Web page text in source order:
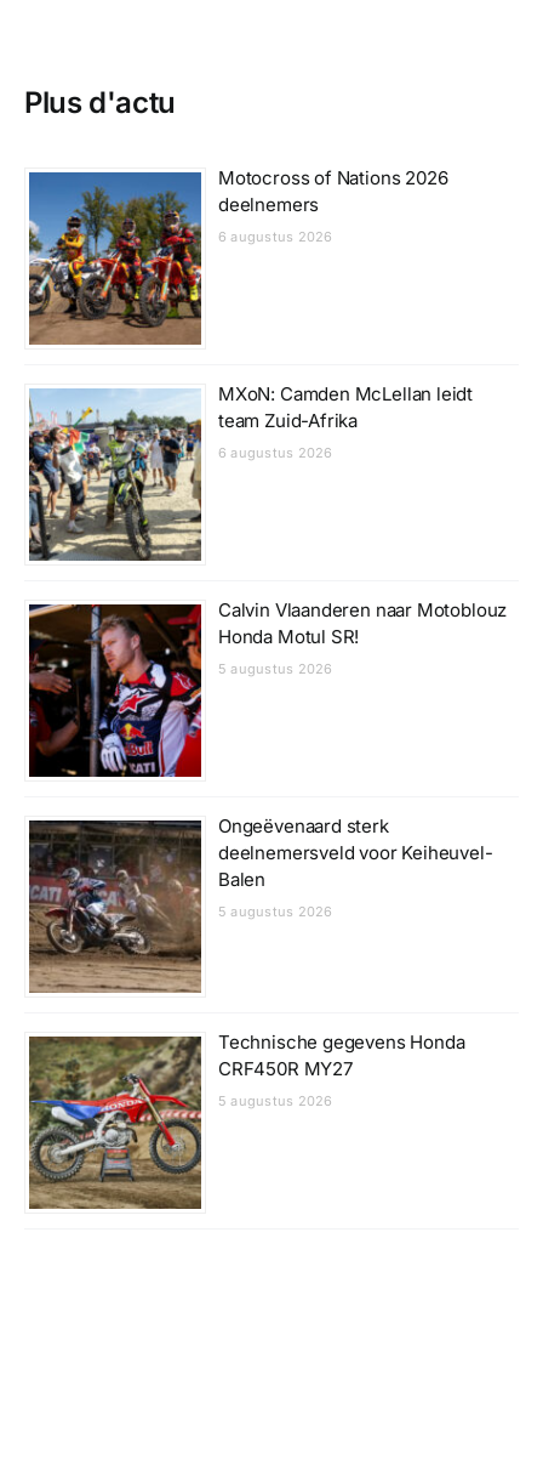
Plus d'actu
Motocross of Nations 2026
deelnemers
6 augustus 2026
MXoN: Camden McLellan leidt
team Zuid-Afrika
6 augustus 2026
Calvin Vlaanderen naar Motoblouz
Honda Motul SR!
5 augustus 2026
Ongeëvenaard sterk
deelnemersveld voor Keiheuvel-
Balen
5 augustus 2026
Technische gegevens Honda
CRF450R MY27
5 augustus 2026